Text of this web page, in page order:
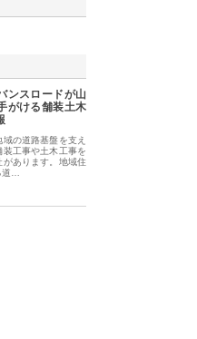
ンスロードが山
がける舗装土木
の道路基盤を支え
装工事や土木工事を
があります。地域住
…